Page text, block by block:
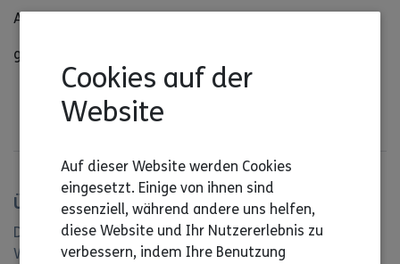
Anmeldung über
gesine.kern@lebenshilfe-bw.de
Über uns
Das ist der Landesverband Lebenshilfe Baden-
Württemberg
Cookies auf der
Website
Auf dieser Website werden Cookies
eingesetzt. Einige von ihnen sind
essenziell, während andere uns helfen,
diese Website und Ihr Nutzererlebnis zu
verbessern, indem Ihre Benutzung